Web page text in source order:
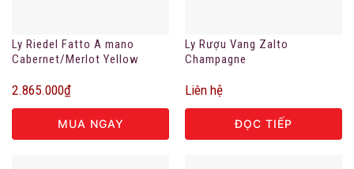
Ly Riedel Fatto A mano
Cabernet/Merlot Yellow
2.865.000₫
MUA NGAY
Ly Rượu Vang Zalto
Champagne
Liên hệ
ĐỌC TIẾP